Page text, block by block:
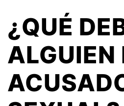
¿QUÉ
ALGUIEN